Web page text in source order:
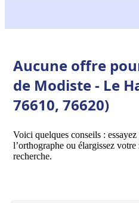
Aucune offre
de Modiste - Le
76610, 76620)
Voici quelques conseils :
l’orthographe ou élargissez
recherche.